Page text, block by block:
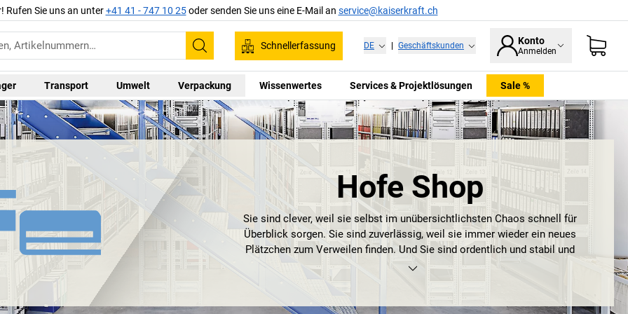
Rufen Sie uns an unter+41 41 - 747 10 25oder senden Sie uns eine E-Mail an service@kaiserkraft.ch
Suchen
Schnellerfassung DE Geschäftskunden Konto
Anmelden
Transport Umwelt Verpackung Wissenwertes Services & Projektlösungen Sale %
Hofe Shop
Sie sind clever, weil sie selbst im unübersichtlichsten Chaos schnell für
Überblick sorgen. Sie sind zuverlässig, weil sie immer wieder ein neues
Plätzchen zum Verweilen finden. Und Sie sind ordentlich und stabil und
langlebig. Regale.
Hofe Regale
. Für Ihr Archiv, Ihre Werkstatt oder Ihr Lager. Und
alle tragen das RAL Güte- und das GS Zeichen. Und demnächst gerne auch Ihre
„Lasten“: große und kleine, schwere und leichte. Und falls einHofe Regalnicht